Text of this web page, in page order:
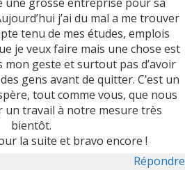
j’ai du mal a me trouver
tenu de mes études, emplois
je veux faire mais une chose est
geste et surtout pas d’avoir
gens avant de quitter. C’est un
tout comme vous, que nous
travail à notre mesure très
bientôt.
la suite et bravo encore !
Répondre